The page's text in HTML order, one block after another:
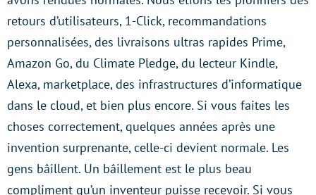
retours d’utilisateurs, 1-Click, recommandations
personnalisées, des livraisons ultras rapides Prime,
Amazon Go, du Climate Pledge, du lecteur Kindle,
Alexa, marketplace, des infrastructures d’informatique
dans le cloud, et bien plus encore. Si vous faites les
choses correctement, quelques années après une
invention surprenante, celle-ci devient normale. Les
gens bâillent. Un bâillement est le plus beau
compliment qu’un inventeur puisse recevoir. Si vous